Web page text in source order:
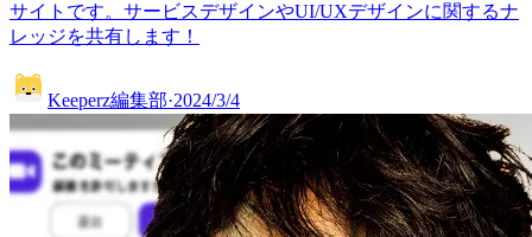
サイトです。サービスデザインやUI/UXデザインに関するナ
レッジを共有します！
Keeperz編集部·2024/3/4